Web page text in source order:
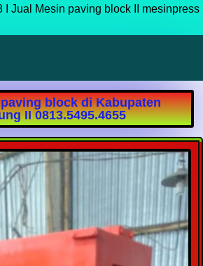
block di Kabupaten
II 0813.5495.4655